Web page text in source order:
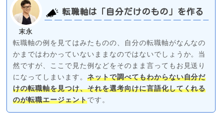
末永
転職軸は「自分だけのもの」を作る
転職軸の例を見てはみたものの、自分の転職軸がなんなの
かまではわかっていないままなのではないでしょうか。当
然ですが、ここで見た例などをそのまま言ってもお見送り
になってしまいます。ネットで調べてもわからない自分だ
けの転職軸を見つけ、それを選考向けに言語化してくれる
のが転職エージェントです。